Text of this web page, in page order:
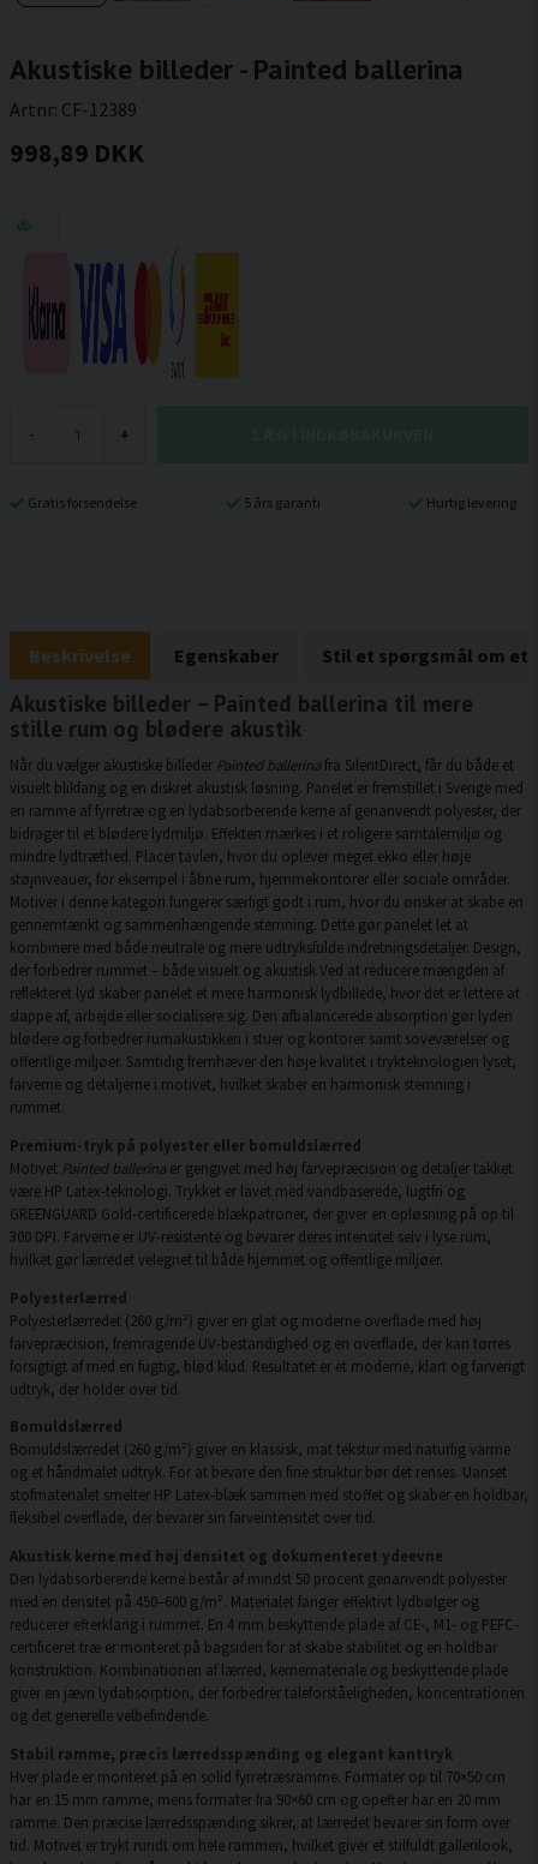
Akustiske billeder - Painted ballerina
Artnr: CF-12389
998,89 DKK
- +
Gratis forsendelse 5 års garanti Hurtig levering
Beskrivelse Egenskaber Stil et spørgsmål om et
Akustiske billeder – Painted ballerina til mere
stille rum og blødere akustik
Når du vælger akustiske billeder Painted ballerinafra SilentDirect, får du både et
visuelt blikfang og en diskret akustisk løsning. Panelet er fremstillet i Sverige med
en ramme af fyrretræ og en lydabsorberende kerne af genanvendt polyester, der
bidrager til et blødere lydmiljø. Effekten mærkes i et roligere samtalemiljø og
mindre lydtræthed. Placer tavlen, hvor du oplever meget ekko eller høje
støjniveauer, for eksempel i åbne rum, hjemmekontorer eller sociale områder.
Motiver i denne kategori fungerer særligt godt i rum, hvor du ønsker at skabe en
gennemtænkt og sammenhængende stemning. Dette gør panelet let at
kombinere med både neutrale og mere udtryksfulde indretningsdetaljer. Design,
der forbedrer rummet – både visuelt og akustisk Ved at reducere mængden af
reflekteret lyd skaber panelet et mere harmonisk lydbillede, hvor det er lettere at
slappe af, arbejde eller socialisere sig. Den afbalancerede absorption gør lyden
blødere og forbedrer rumakustikken i stuer og kontorer samt soveværelser og
offentlige miljøer. Samtidig fremhæver den høje kvalitet i trykteknologien lyset,
farverne og detaljerne i motivet, hvilket skaber en harmonisk stemning i
rummet.
Premium-tryk på polyester eller bomuldslærred
Motivet Painted ballerina er gengivet med høj farvepræcision og detaljer takket
være HP Latex-teknologi. Trykket er lavet med vandbaserede, lugtfri og
GREENGUARD Gold-certificerede blækpatroner, der giver en opløsning på op til
300 DPI. Farverne er UV-resistente og bevarer deres intensitet selv i lyse rum,
hvilket gør lærredet velegnet til både hjemmet og offentlige miljøer.
Polyesterlærred
Polyesterlærredet (260 g/m²) giver en glat og moderne overflade med høj
farvepræcision, fremragende UV-bestandighed og en overflade, der kan tørres
forsigtigt af med en fugtig, blød klud. Resultatet er et moderne, klart og farverigt
udtryk, der holder over tid.
Bomuldslærred
Bomuldslærredet (260 g/m²) giver en klassisk, mat tekstur med naturlig varme
og et håndmalet udtryk. For at bevare den fine struktur bør det renses. Uanset
stofmaterialet smelter HP Latex-blæk sammen med stoffet og skaber en holdbar,
fleksibel overflade, der bevarer sin farveintensitet over tid.
Akustisk kerne med høj densitet og dokumenteret ydeevne
Den lydabsorberende kerne består af mindst 50 procent genanvendt polyester
med en densitet på 450–600 g/m². Materialet fanger effektivt lydbølger og
reducerer efterklang i rummet. En 4 mm beskyttende plade af CE-, M1- og PEFC-
certificeret træ er monteret på bagsiden for at skabe stabilitet og en holdbar
konstruktion. Kombinationen af lærred, kernemateriale og beskyttende plade
giver en jævn lydabsorption, der forbedrer taleforståeligheden, koncentrationen
og det generelle velbefindende.
Stabil ramme, præcis lærredsspænding og elegant kanttryk
Hver plade er monteret på en solid fyrretræsramme. Formater op til 70×50 cm
har en 15 mm ramme, mens formater fra 90×60 cm og opefter har en 20 mm
ramme. Den præcise lærredsspænding sikrer, at lærredet bevarer sin form over
tid. Motivet er trykt rundt om hele rammen, hvilket giver et stilfuldt gallerilook,